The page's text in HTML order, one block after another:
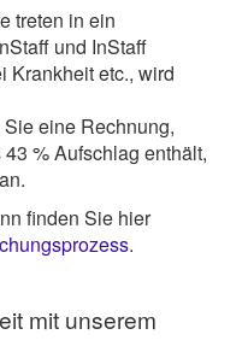
treten in ein
und InStaff
Krankheit etc., wird
eine Rechnung,
% Aufschlag enthält,
finden Sie hier
.
mit unserem